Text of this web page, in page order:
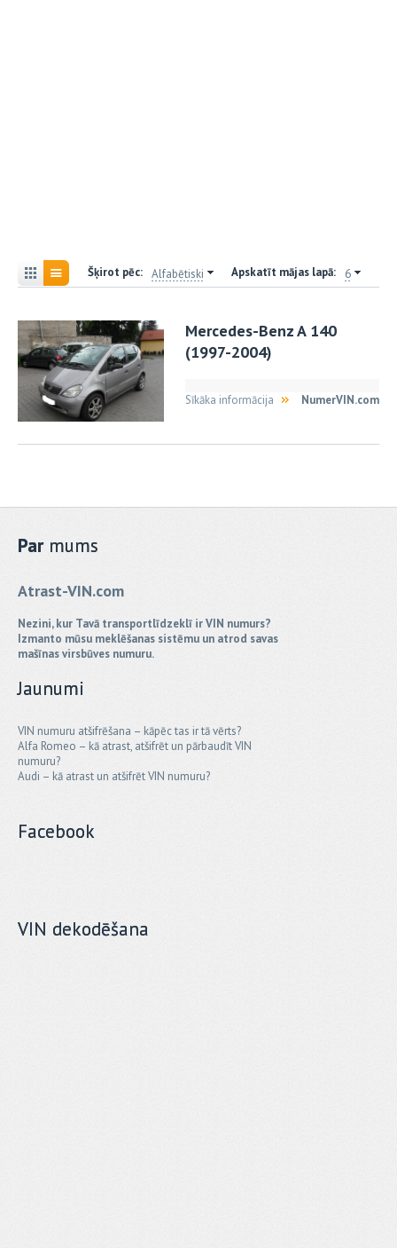
Šķirot pēc: Alfabētiski Apskatīt mājas lapā: 6
Mercedes-Benz A 140
(1997-2004)
NumerVIN.com
Sīkāka informācija
Parmums
Atrast-VIN.com
Nezini, kur Tavā transportlīdzeklī ir VIN numurs?
Izmanto mūsu meklēšanas sistēmu un atrod savas
mašīnas virsbūves numuru.
Jaunumi
VIN numuru atšifrēšana – kāpēc tas ir tā vērts?
Alfa Romeo – kā atrast, atšifrēt un pārbaudīt VIN
numuru?
Audi – kā atrast un atšifrēt VIN numuru?
Facebook
VIN dekodēšana